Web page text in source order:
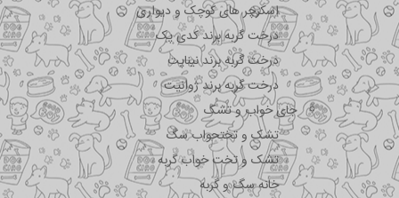
اسکرچر های کوچک و دیواری
درخت گربه برند کدی پک
درخت گربه برند نیناپت
درخت گربه برند ژوانیت
جای خواب و تشک
تشک و تختحواب سگ
تشک و تخت خواب گربه
خانه سگ و گربه